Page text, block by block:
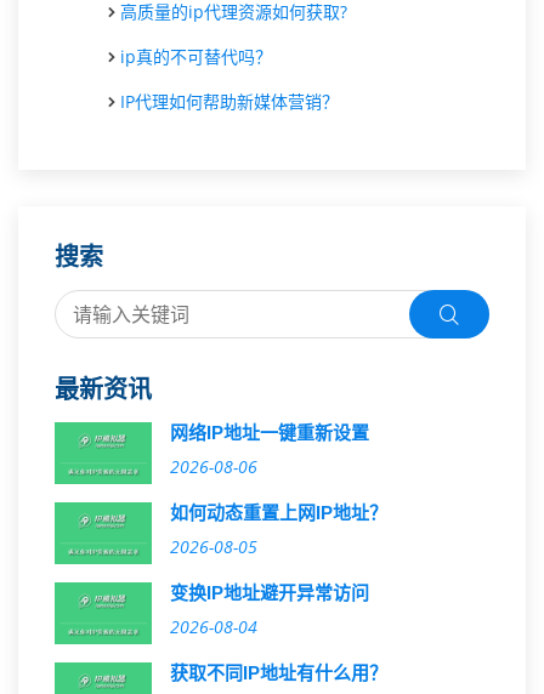
高质量的ip代理资源如何获取?
ip真的不可替代吗？
IP代理如何帮助新媒体营销？
搜索
最新资讯
网络IP地址一键重新设置
2026-08-06
如何动态重置上网IP地址？
2026-08-05
变换IP地址避开异常访问
2026-08-04
获取不同IP地址有什么用？